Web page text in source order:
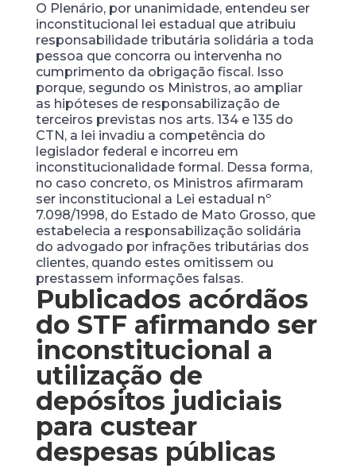
O Plenário, por unanimidade, entendeu ser
inconstitucional lei estadual que atribuiu
responsabilidade tributária solidária a toda
pessoa que concorra ou intervenha no
cumprimento da obrigação fiscal. Isso
porque, segundo os Ministros, ao ampliar
as hipóteses de responsabilização de
terceiros previstas nos arts. 134 e 135 do
CTN, a lei invadiu a competência do
legislador federal e incorreu em
inconstitucionalidade formal. Dessa forma,
no caso concreto, os Ministros afirmaram
ser inconstitucional a Lei estadual nº
7.098/1998, do Estado de Mato Grosso, que
estabelecia a responsabilização solidária
do advogado por infrações tributárias dos
clientes, quando estes omitissem ou
prestassem informações falsas.
Publicados acórdãos
do STF afirmando ser
inconstitucional a
utilização de
depósitos judiciais
para custear
despesas públicas